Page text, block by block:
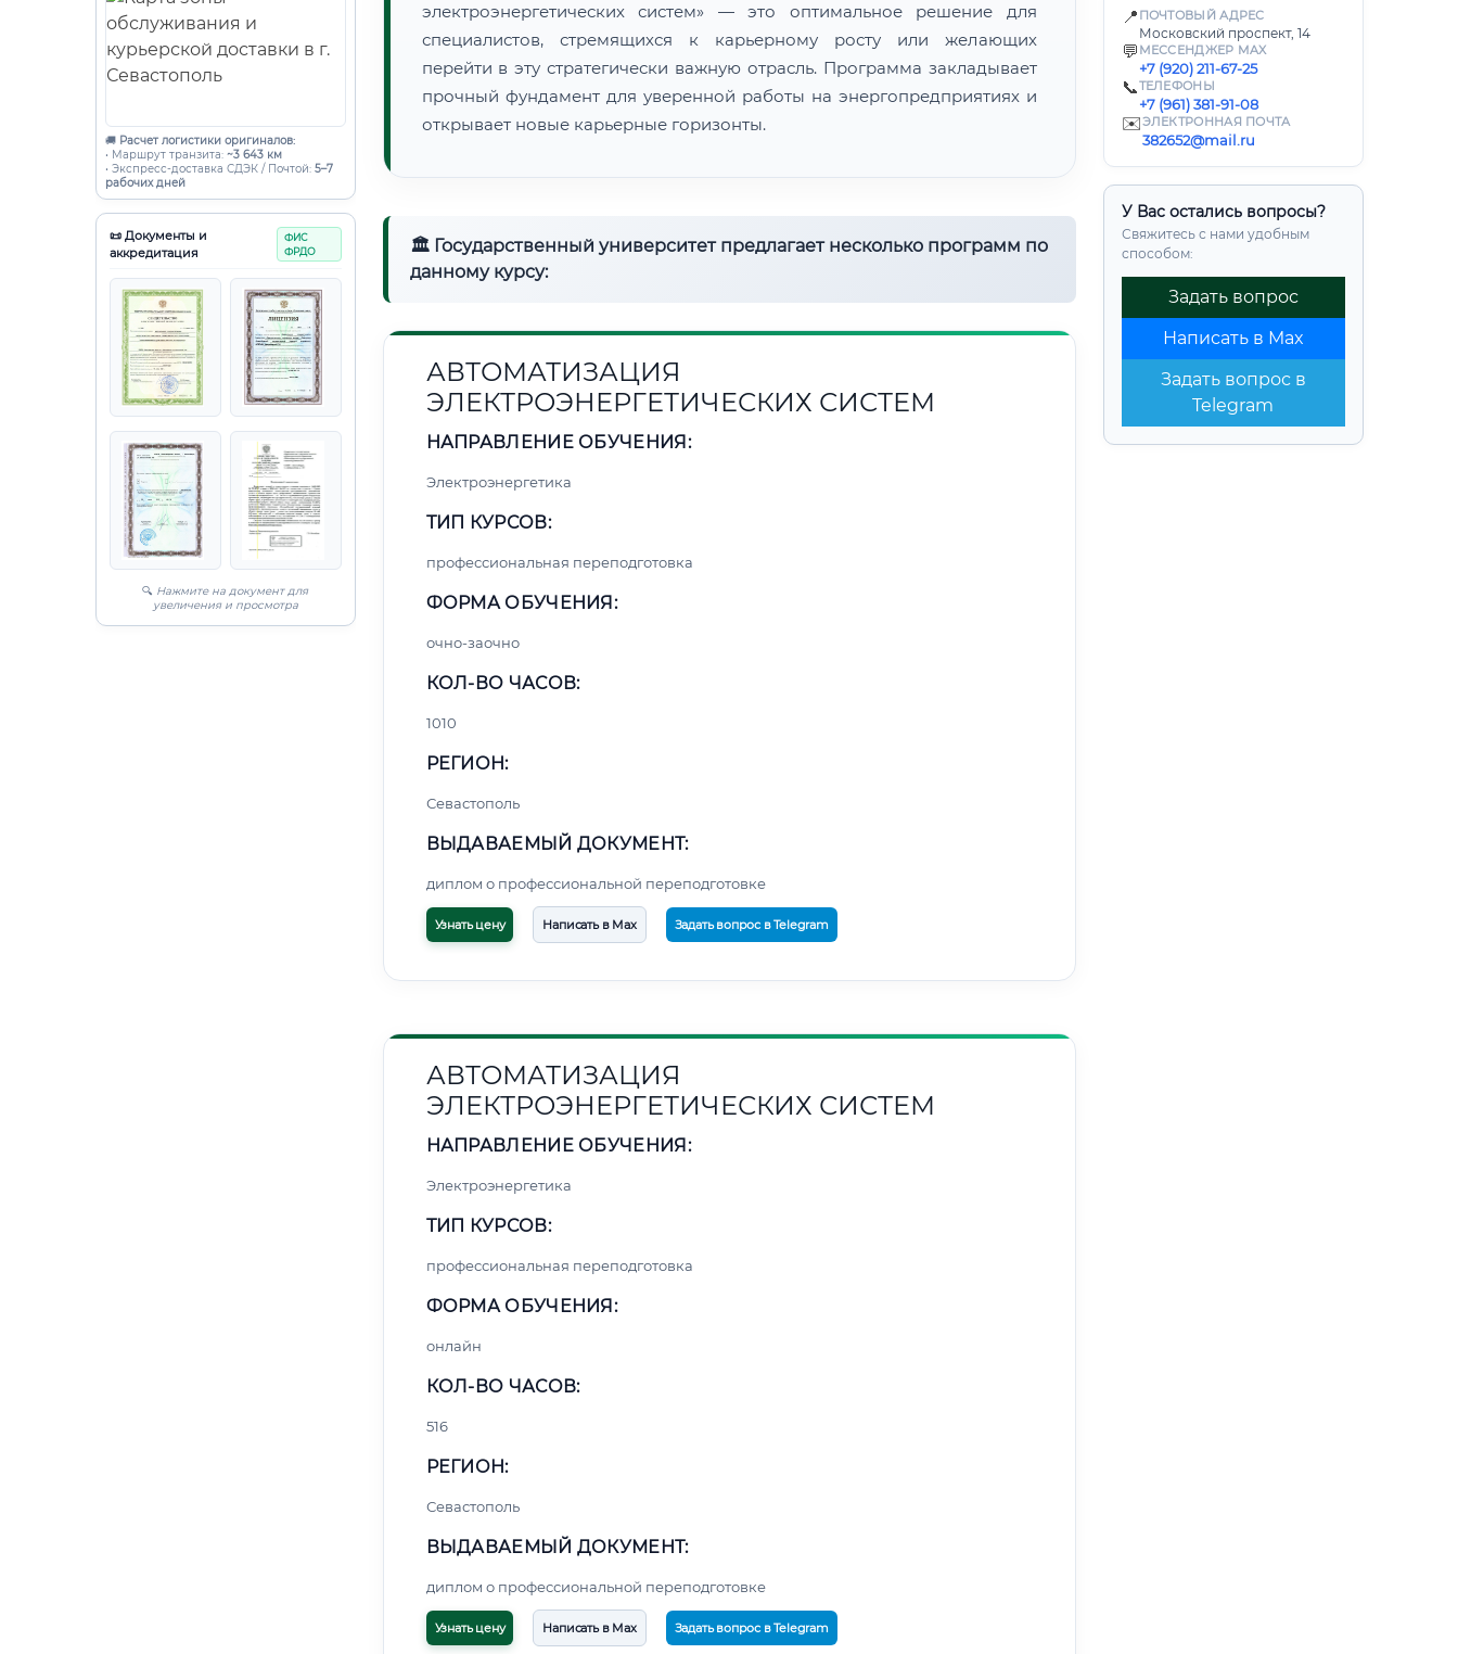
🚚 Расчет логистики оригиналов:
• Маршрут транзита: ~3 643 км
• Экспресс-доставка СДЭК / Почтой: 5–7
рабочих дней
📜 Документы и
аккредитация
ФИС
ФРДО
🔍 Нажмите на документ для
увеличения и просмотра
📍 ПОЧТОВЫЙ АДРЕС
Московский проспект, 14
💬 МЕССЕНДЖЕР MAX
+7 (920) 211-67-25
📞ТЕЛЕФОНЫ
+7 (961) 381-91-08
✉️ЭЛЕКТРОННАЯ ПОЧТА
382652@mail.ru
У Вас остались вопросы?
Свяжитесь с нами удобным
способом:
Задать вопрос
Написать в Max
Задать вопрос в
Telegram
электроэнергетических систем» — это оптимальное решение для
специалистов, стремящихся к карьерному росту или желающих
перейти в эту стратегически важную отрасль. Программа закладывает
прочный фундамент для уверенной работы на энергопредприятиях и
открывает новые карьерные горизонты.
🏛 Государственный университет предлагает несколько программ по
данному курсу:
АВТОМАТИЗАЦИЯ
ЭЛЕКТРОЭНЕРГЕТИЧЕСКИХ СИСТЕМ
НАПРАВЛЕНИЕ ОБУЧЕНИЯ:
Электроэнергетика
ТИП КУРСОВ:
профессиональная переподготовка
ФОРМА ОБУЧЕНИЯ:
очно-заочно
КОЛ-ВО ЧАСОВ:
1010
РЕГИОН:
Севастополь
ВЫДАВАЕМЫЙ ДОКУМЕНТ:
диплом о профессиональной переподготовке
Узнать цену Написать в Max Задать вопрос в Telegram
АВТОМАТИЗАЦИЯ
ЭЛЕКТРОЭНЕРГЕТИЧЕСКИХ СИСТЕМ
НАПРАВЛЕНИЕ ОБУЧЕНИЯ:
Электроэнергетика
ТИП КУРСОВ:
профессиональная переподготовка
ФОРМА ОБУЧЕНИЯ:
онлайн
КОЛ-ВО ЧАСОВ:
516
РЕГИОН:
Севастополь
ВЫДАВАЕМЫЙ ДОКУМЕНТ:
диплом о профессиональной переподготовке
Узнать цену Написать в Max Задать вопрос в Telegram